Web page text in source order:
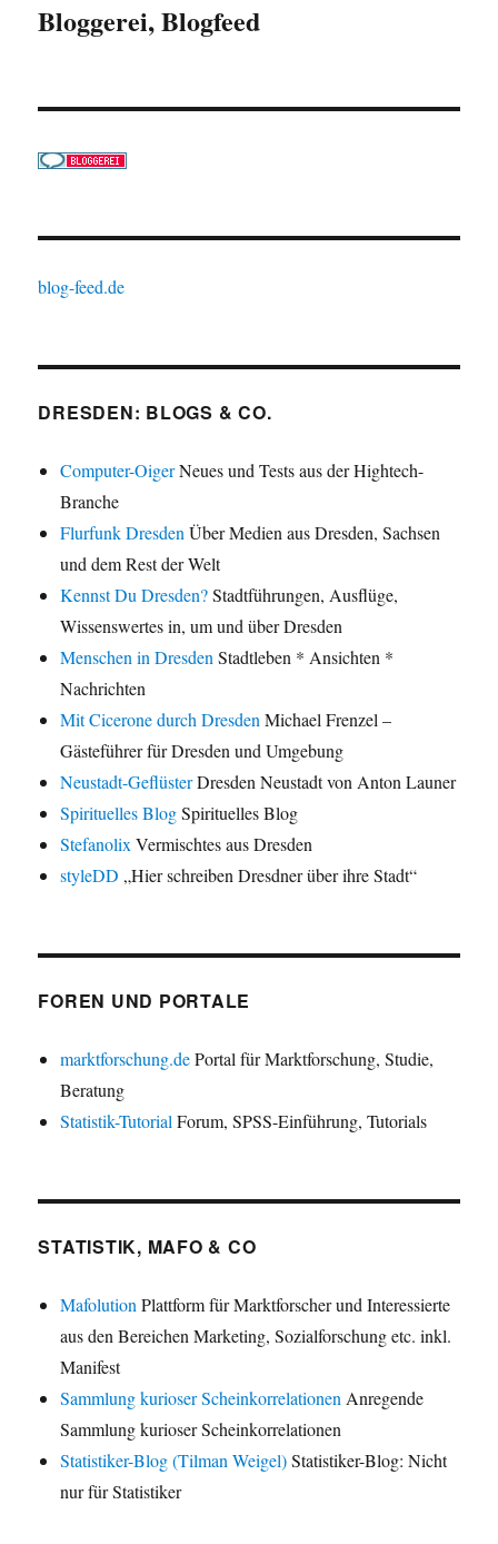
Bloggerei, Blogfeed
blog-feed.de
DRESDEN: BLOGS & CO.
Computer-OigerNeues und Tests aus der Hightech-
Branche
Flurfunk DresdenÜber Medien aus Dresden, Sachsen
und dem Rest der Welt
Kennst Du Dresden?Stadtführungen, Ausflüge,
Wissenswertes in, um und über Dresden
Menschen in DresdenStadtleben * Ansichten *
Nachrichten
Mit Cicerone durch DresdenMichael Frenzel –
Gästeführer für Dresden und Umgebung
Neustadt-GeflüsterDresden Neustadt von Anton Launer
Spirituelles BlogSpirituelles Blog
StefanolixVermischtes aus Dresden
styleDD „Hier schreiben Dresdner über ihre Stadt“
FOREN UND PORTALE
marktforschung.dePortal für Marktforschung, Studie,
Beratung
Statistik-TutorialForum, SPSS-Einführung, Tutorials
STATISTIK, MAFO & CO
MafolutionPlattform für Marktforscher und Interessierte
aus den Bereichen Marketing, Sozialforschung etc. inkl.
Manifest
Sammlung kurioser ScheinkorrelationenAnregende
Sammlung kurioser Scheinkorrelationen
Statistiker-Blog (Tilman Weigel)Statistiker-Blog: Nicht
nur für Statistiker